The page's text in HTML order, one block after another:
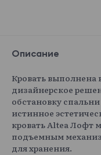
Описание
Кровать выполнена
дизайнерское
обстановку
истинное
кровать Altea Лофт
подъемным
для хранения.